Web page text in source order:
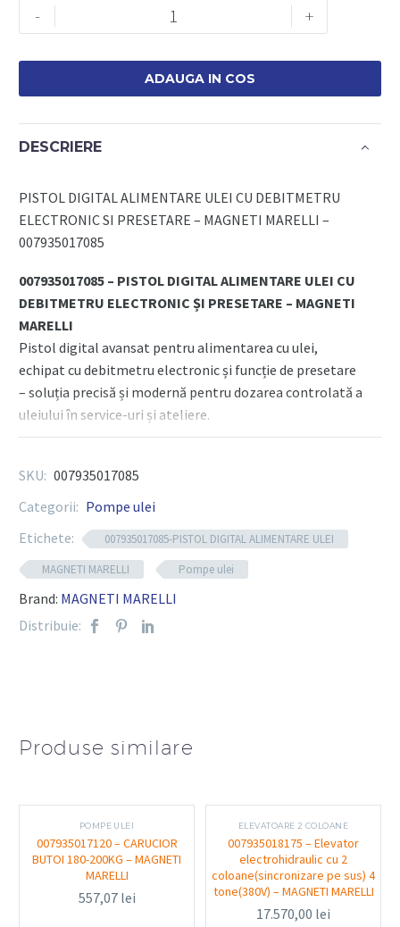
-
Cantitate
007935017085
DIGITAL
ALIMENTARE
ULEI
DEBITMETRU
ELECTRONIC
SI
-
MAGNETI
MARELLI
+
ADAUGA IN COS
DESCRIERE
PISTOL DIGITAL ALIMENTARE ULEI CU DEBITMETRU
ELECTRONIC SI PRESETARE – MAGNETI MARELLI –
007935017085
007935017085 – PISTOL DIGITAL ALIMENTARE ULEI CU
DEBITMETRU ELECTRONIC ȘI PRESETARE – MAGNETI
MARELLI
Pistol digital avansat pentru alimentarea cu ulei,
echipat cu debitmetru electronic și funcție de presetare
– soluția precisă și modernă pentru dozarea controlată a
uleiului în service-uri și ateliere.
Descriere generală:
Marelli, cod 007935017085, oferă o metodă de dozare
exactă și eficientă a uleiului, integrând tehnologia
debitmetrului electronic și posibilitatea de presetare a
volumului dorit. Acest echipament modern reduce
pierderile și optimizează procesele de alimentare în
medii profesionale.
ulei
volumului
Funcție presetare: Permite stabilirea volumului
exact de ulei dorit
Ecran digital pentru afișare volum și setări
SKU: 007935017085
Categorii: Pompe ulei
Etichete:
007935017085-PISTOL DIGITAL ALIMENTARE ULEI
MAGNETI MARELLI
Pompe ulei
Brand: MAGNETI MARELLI
Distribuie:
Produse similare
POMPE ULEI
007935017120 – CARUCIOR
BUTOI 180-200KG – MAGNETI
MARELLI
557,07 lei
ELEVATOARE 2 COLOANE
007935018175 – Elevator
electrohidraulic cu 2
coloane(sincronizare pe sus) 4
tone(380V) – MAGNETI MARELLI
17.570,00 lei